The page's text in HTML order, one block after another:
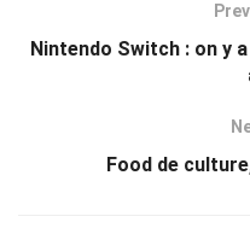
Nintendo Switch : on y
Food de